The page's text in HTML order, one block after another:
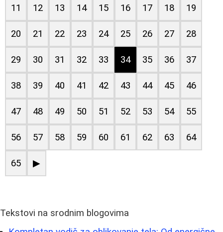
11 12 13 14 15 16 17 18 19
20 21 22 23 24 25 26 27 28
29 30 31 32 33 34 35 36 37
38 39 40 41 42 43 44 45 46
47 48 49 50 51 52 53 54 55
56 57 58 59 60 61 62 63 64
65 ▶
Tekstovi na srodnim blogovima